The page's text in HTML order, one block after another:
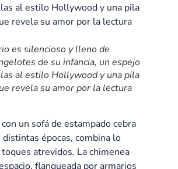
es silencioso y lleno de
de su infancia, un espejo
al estilo Hollywood y una pila
revela su amor por la lectura